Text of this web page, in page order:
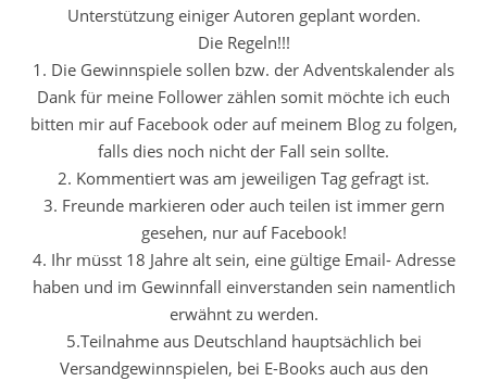
Unterstützung einiger Autoren geplant worden.
Die Regeln!!!
1. Die Gewinnspiele sollen bzw. der Adventskalender als
Dank für meine Follower zählen somit möchte ich euch
bitten mir auf Facebook oder auf meinem Blog zu folgen,
falls dies noch nicht der Fall sein sollte.
2. Kommentiert was am jeweiligen Tag gefragt ist.
3. Freunde markieren oder auch teilen ist immer gern
gesehen, nur auf Facebook!
4. Ihr müsst 18 Jahre alt sein, eine gültige Email- Adresse
haben und im Gewinnfall einverstanden sein namentlich
erwähnt zu werden.
5.Teilnahme aus Deutschland hauptsächlich bei
Versandgewinnspielen, bei E-Books auch aus den